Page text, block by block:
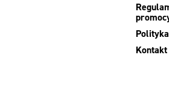
Kontakt